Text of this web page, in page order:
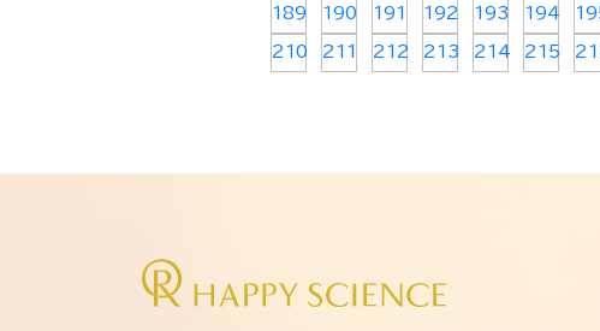
189 190 191 192 193 194
210 211 212 213 214 215